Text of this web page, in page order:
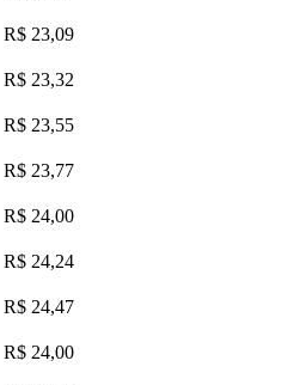
R$ 23,09
R$ 23,32
R$ 23,55
R$ 23,77
R$ 24,00
R$ 24,24
R$ 24,47
R$ 24,00